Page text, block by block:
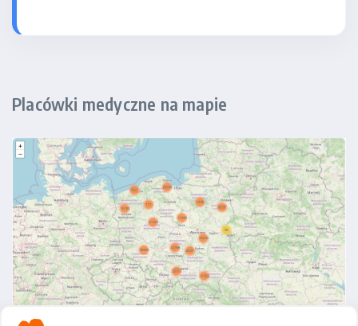
Placówki medyczne na mapie